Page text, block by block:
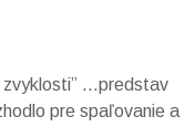
zvyklosti” …predstav
pre spaľovanie a